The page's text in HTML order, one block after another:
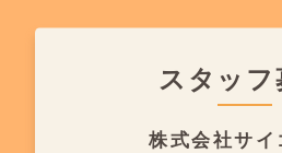
スタッフ
株式会社サイ